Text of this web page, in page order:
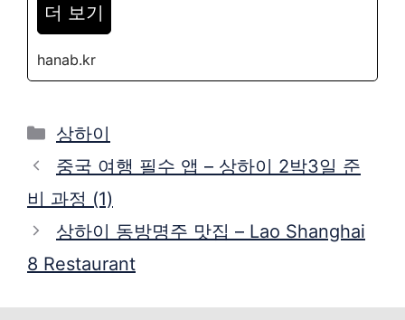
더 보기
hanab.kr
Categories
상하이
중국 여행 필수 앱 – 상하이 2박3일 준
비 과정 (1)
상하이 동방명주 맛집 – Lao Shanghai
8 Restaurant